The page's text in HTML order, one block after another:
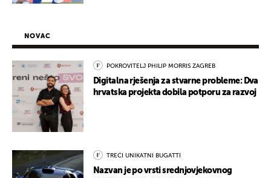
NOVAC
POKROVITELJ PHILIP MORRIS ZAGREB
Digitalna rješenja za stvarne probleme: Dva
hrvatska projekta dobila potporu za razvoj
TREĆI UNIKATNI BUGATTI
Nazvan je po vrsti srednjovjekovnog